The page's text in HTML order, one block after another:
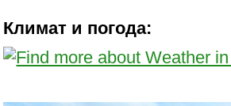
Климат и погода: